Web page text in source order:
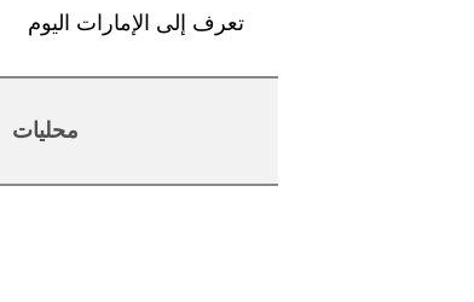
تعرف إلى الإمارات اليوم
محليات